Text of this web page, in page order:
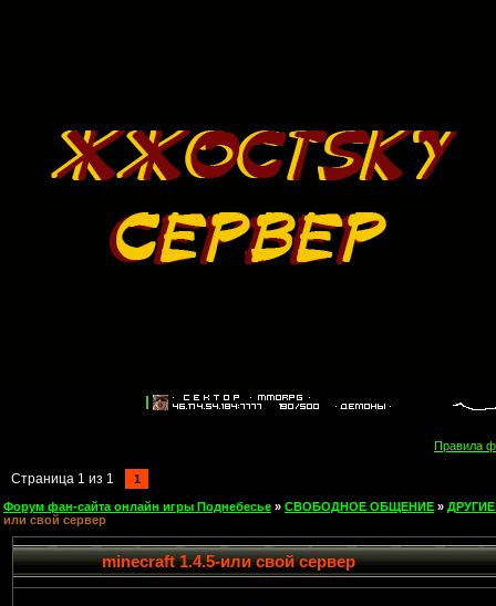
Правила
Страница 1 из 1 1
Форум фан-сайта онлайн игры Поднебесье » СВОБОДНОЕ ОБЩЕНИЕ »
или свой сервер
minecraft 1.4.5-или свой сервер